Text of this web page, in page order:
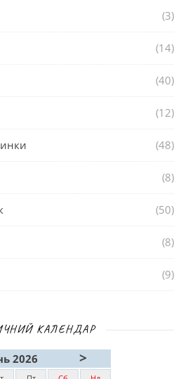
(3)
(14)
(40)
(12)
(48)
(8)
(50)
(8)
(9)
КАЛЕНДАР
2026 >